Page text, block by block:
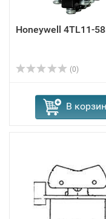
Honeywell 4TL11-
(0)
В